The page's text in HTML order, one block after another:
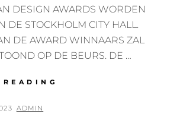
DESIGN AWARDS WORDEN
DE STOCKHOLM CITY HALL.
DE AWARD WINNAARS ZAL
OP DE BEURS. DE …
BY
ADMIN